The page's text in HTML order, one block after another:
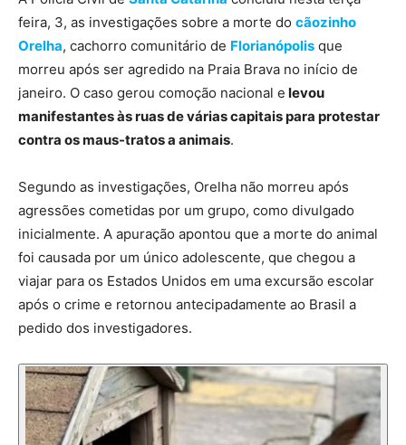
feira, 3, as investigações sobre a morte do cãozinho
Orelha, cachorro comunitário de Florianópolis que
morreu após ser agredido na Praia Brava no início de
janeiro. O caso gerou comoção nacional e levou
manifestantes às ruas de várias capitais para protestar
contra os maus-tratos a animais.
Segundo as investigações, Orelha não morreu após
agressões cometidas por um grupo, como divulgado
inicialmente. A apuração apontou que a morte do animal
foi causada por um único adolescente, que chegou a
viajar para os Estados Unidos em uma excursão escolar
após o crime e retornou antecipadamente ao Brasil a
pedido dos investigadores.